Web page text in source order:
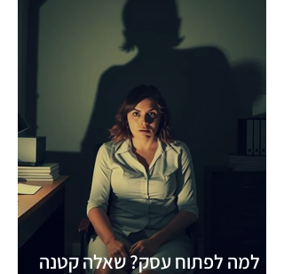
למה לפתוח עסק? שאלה קטנה